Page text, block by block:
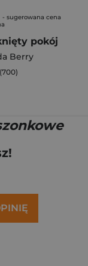
- sugerowana cena
pokój
Berry